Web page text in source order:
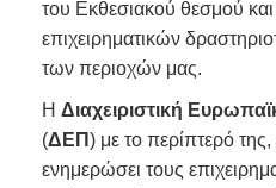
του Εκθεσιακού θεσμού
επιχειρηματικών
των περιοχών μας.
Η Διαχειριστική
(ΔΕΠ) με το περίπτερό της,
ενημερώσει τους